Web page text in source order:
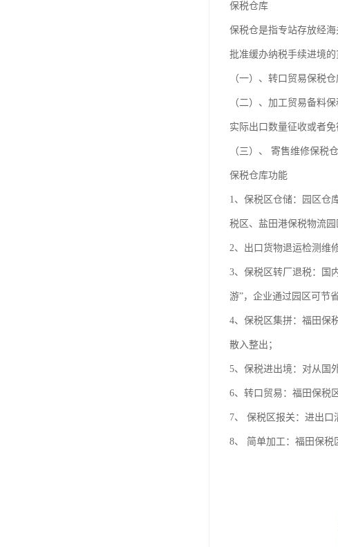
保税仓库
保税仓是指专站存放经
批准缓办纳税手续进境的
（一）、转口贸易保税
（二）、加工贸易备料
实际出口数量征收或者免
（三）、 寄售维修保税
保税仓库功能
1、保税区仓储：园区仓
税区、盐田港保税物流
2、出口货物退运检测维
3、保税区转厂退税：国
游”，企业通过园区可节
4、保税区集拼：福田保
散入整出；
5、保税进出境：对从国
6、转口贸易：福田保税
7、 保税区报关：进出口
8、 简单加工：福田保